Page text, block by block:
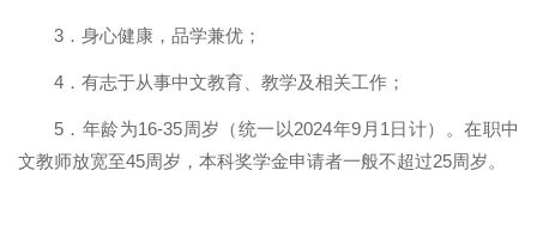
3 ．身心健康，品学兼优；
4 ．有志于从事中文教育、教学及相关工作；
5 ．年龄为16-35周岁（统一以2024年9 月 1 日计）。在职中
文教师放宽至45周岁，本科奖学金申请者一般不超过25周岁。